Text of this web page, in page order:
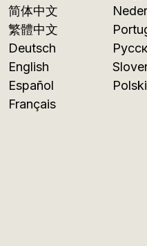
简体中文
繁體中文
Deutsch
English
Español
Français
Polski